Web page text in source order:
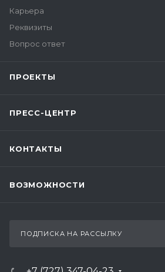
Карьера
Реквизиты
Вопрос ответ
ПРОЕКТЫ
ПРЕСС-ЦЕНТР
КОНТАКТЫ
ВОЗМОЖНОСТИ
ПОДПИСКА НА РАССЫЛКУ